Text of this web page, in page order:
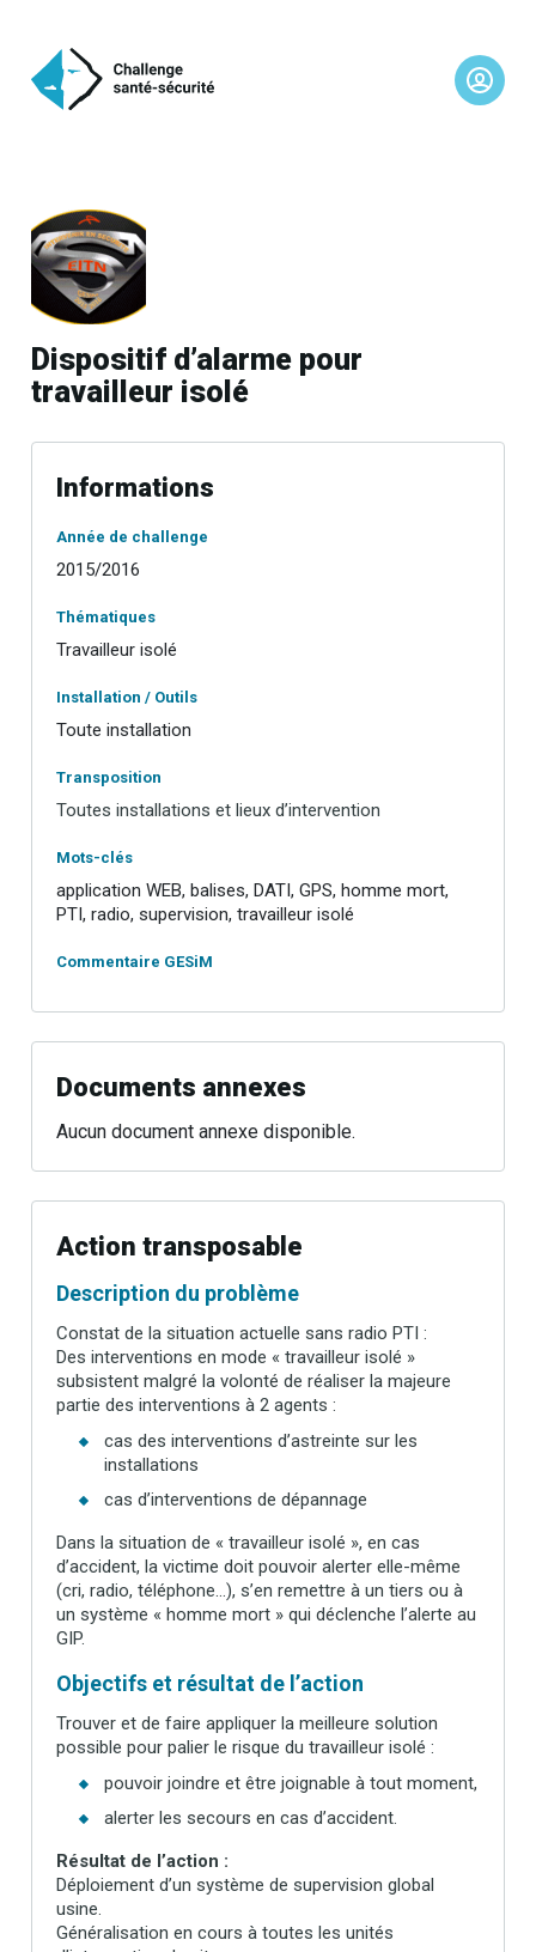
Dispositif d’alarme pour
travailleur isolé
Informations
Année de challenge
2015/2016
Thématiques
Travailleur isolé
Installation / Outils
Toute installation
Transposition
Toutes installations et lieux d’intervention
Mots-clés
application WEB, balises, DATI, GPS, homme mort,
PTI, radio, supervision, travailleur isolé
Commentaire GESiM
Documents annexes
Aucun document annexe disponible.
Action transposable
Description du problème
Constat de la situation actuelle sans radio PTI :
Des interventions en mode « travailleur isolé »
subsistent malgré la volonté de réaliser la majeure
partie des interventions à 2 agents :
cas des interventions d’astreinte sur les
installations
cas d’interventions de dépannage
Dans la situation de « travailleur isolé », en cas
d’accident, la victime doit pouvoir alerter elle-même
(cri, radio, téléphone…), s’en remettre à un tiers ou à
un système « homme mort » qui déclenche l’alerte au
GIP.
Objectifs et résultat de l’action
Trouver et de faire appliquer la meilleure solution
possible pour palier le risque du travailleur isolé :
pouvoir joindre et être joignable à tout moment,
alerter les secours en cas d’accident.
Résultat de l’action :
Déploiement d’un système de supervision global
usine.
Généralisation en cours à toutes les unités